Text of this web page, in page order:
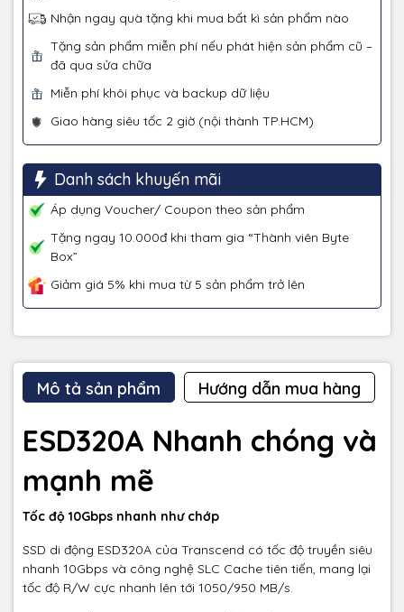
Nhận ngay quà tặng khi mua bất kì sản phẩm nào
Tặng sản phẩm miễn phí nếu phát hiện sản phẩm cũ –
đã qua sửa chữa
Miễn phí khôi phục và backup dữ liệu
Giao hàng siêu tốc 2 giờ (nội thành TP.HCM)
Danh sách khuyến mãi
Áp dụng Voucher/ Coupon theo sản phẩm
Tặng ngay 10.000đ khi tham gia “Thành viên Byte
Box”
Giảm giá 5% khi mua từ 5 sản phẩm trở lên
Mô tả sản phẩm Hướng dẫn mua hàng
ESD320A Nhanh chóng và
mạnh mẽ
Tốc độ 10Gbps nhanh như chớp
SSD di động ESD320A của Transcend có tốc độ truyền siêu
nhanh 10Gbps và công nghệ SLC Cache tiên tiến, mang lại
tốc độ R/W cực nhanh lên tới 1050/950 MB/s.